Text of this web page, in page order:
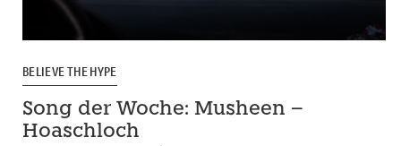
BELIEVE THE HYPE
Song der Woche: Musheen –
Hoaschloch